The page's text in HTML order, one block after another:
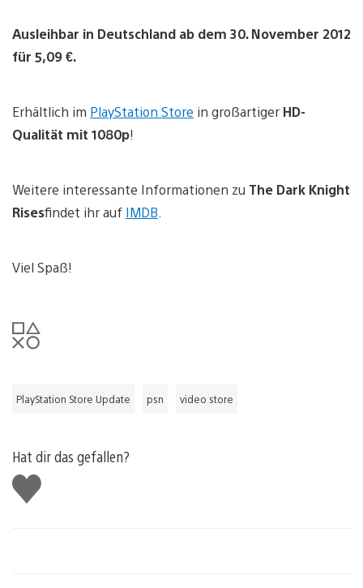
Ausleihbar in Deutschland ab dem 30. November 2012
für 5,09 €.
Erhältlich im PlayStation Store in großartiger HD-
Qualität mit 1080p!
Weitere interessante Informationen zu The Dark Knight
Risesfindet ihr auf IMDB
Viel Spaß!
PlayStation Store Update psn video store
Hat dir das gefallen?
Gefällt
mir